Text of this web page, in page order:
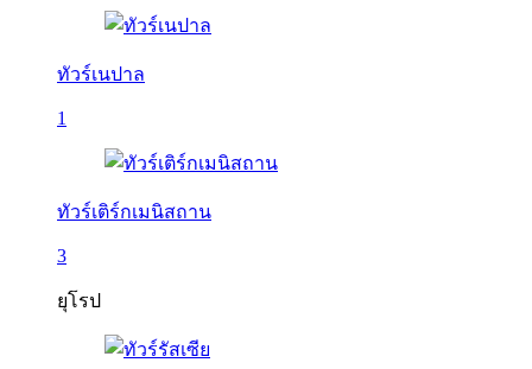
ทัวร์เนปาล
1
ทัวร์เติร์กเมนิสถาน
3
ยุโรป